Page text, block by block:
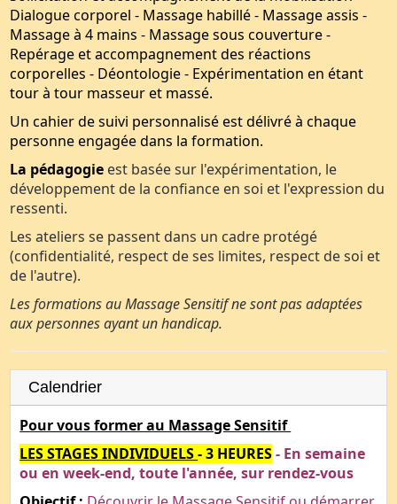
Dialogue corporel - Massage habillé - Massage assis -
Massage à 4 mains - Massage sous couverture -
Repérage et accompagnement des réactions
corporelles - Déontologie - Expérimentation en étant
tour à tour masseur et massé.
Un cahier de suivi personnalisé est délivré à chaque
personne engagée dans la formation.
La pédagogie est basée sur l'expérimentation, le
développement de la confiance en soi et l'expression du
ressenti.
Les ateliers se passent dans un cadre protégé
(confidentialité, respect de ses limites, respect de soi et
de l'autre).
Les formations au Massage Sensitif ne sont pas adaptées
aux personnes ayant un handicap.
Calendrier
Pour vous former au Massage Sensitif
LES STAGES INDIVIDUELS- 3 HEURES- En semaine
ou en week-end, toute l'année, sur rendez-vous